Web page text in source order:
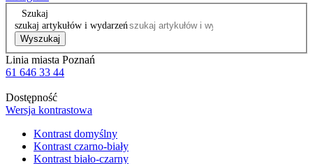
Szukaj
szukaj artykułów i wydarzeń
Wyszukaj
Linia miasta Poznań
61 646 33 44
Dostępność
Wersja kontrastowa
Kontrast domyślny
Kontrast czarno-biały
Kontrast biało-czarny